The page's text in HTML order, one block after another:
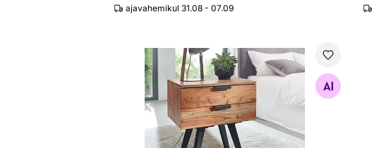
ajavahemikul 31.08 - 07.09
Öökapp Akaatsia
Otsi sarnaseid